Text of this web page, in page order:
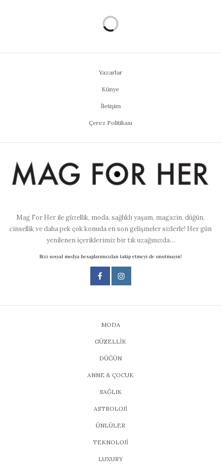
Yazarlar
Künye
İletişim
Çerez Politikası
Mag For Her ile güzellik, moda, sağlıklı yaşam, magazin, düğün,
cinsellik ve daha pek çok konuda en son gelişmeler sizlerle! Her gün
yenilenen içeriklerimiz bir tık uzağınızda…
Bizi sosyal medya hesaplarımızdan takip etmeyi de unutmayın!
MODA
GÜZELLİK
DÜĞÜN
ANNE & ÇOCUK
SAĞLIK
ASTROLOJİ
ÜNLÜLER
TEKNOLOJİ
LUXURY